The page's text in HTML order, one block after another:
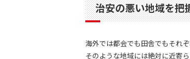
治安の悪い地域を把
海外では都会でも田舎でもそれ
そのような地域には絶対に近寄